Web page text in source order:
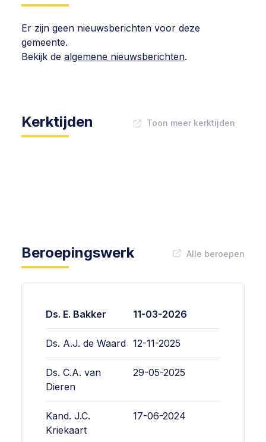
Er zijn geen nieuwsberichten voor deze
gemeente.
Bekijk de algemene nieuwsberichten.
Kerktijden Toon meer kerktijden
Beroepingswerk Alle beroepen
Ds. E. Bakker 11-03-2026
Ds. A.J. de Waard 12-11-2025
Ds. C.A. van
Dieren
29-05-2025
Kand. J.C.
Kriekaart
17-06-2024